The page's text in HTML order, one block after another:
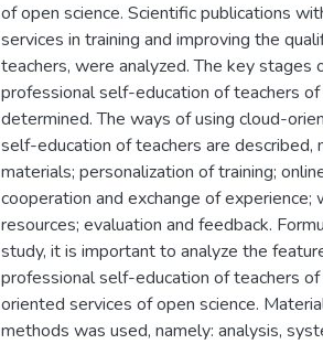
of open science. Scientific publications
services in training and improving the
teachers, were analyzed. The key
professional self-education of teachers
determined. The ways of using cloud-
self-education of teachers are described,
materials; personalization of training;
cooperation and exchange of
resources; evaluation and feedback.
study, it is important to analyze the
professional self-education of teachers
oriented services of open science.
methods was used, namely: analysis,